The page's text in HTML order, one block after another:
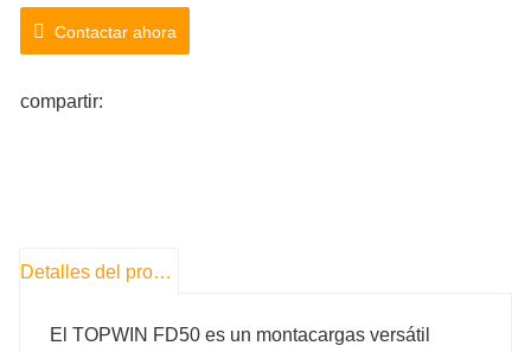
Contactar ahora
compartir:
Detalles del producto
El TOPWIN FD50 es un montacargas versátil